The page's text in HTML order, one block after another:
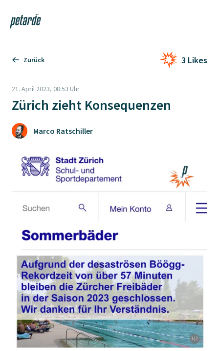
Zur Startseite
Zurück 3 Likes
21. April 2023, 08:53 Uhr
Zürich zieht Konsequenzen
Marco Ratschiller